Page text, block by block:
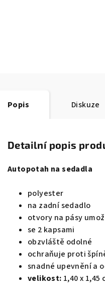
Popis Diskuze
Detailní popis
Autopotah na sedadla
polyester
na zadní sedadlo
otvory na pásy
se 2 kapsami
obzvláště odolné
ochraňuje proti
snadné upevnění a
velikost: 1,40 x 1,45